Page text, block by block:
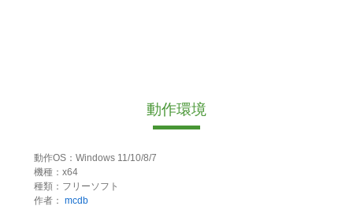
動作環境
動作OS：Windows 11/10/8/7
機種：x64
種類：フリーソフト
作者： mcdb